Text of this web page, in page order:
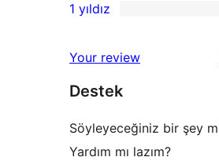
inceleme
yıldızlı
2
inceleme
yıldızlı
inceleme
1 yıldız
Your review
Destek
Söyleyeceğiniz bir şey
Yardım mı lazım?